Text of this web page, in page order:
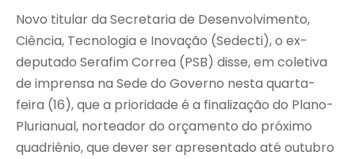
Novo titular da Secretaria de Desenvolvimento,
Ciência, Tecnologia e Inovação (Sedecti), o ex-
deputado Serafim Correa (PSB) disse, em coletiva
de imprensa na Sede do Governo nesta quarta-
feira (16), que a prioridade é a finalização do Plano-
Plurianual, norteador do orçamento do próximo
quadriênio, que dever ser apresentado até outubro